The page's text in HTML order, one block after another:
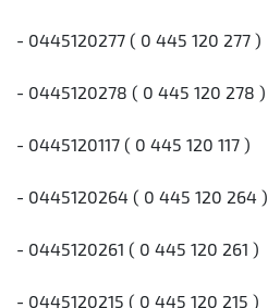
- 0445120277 ( 0 445 120 277 )
- 0445120278 ( 0 445 120 278 )
- 0445120117 ( 0 445 120 117 )
- 0445120264 ( 0 445 120 264 )
- 0445120261 ( 0 445 120 261 )
- 0445120215 ( 0 445 120 215 )